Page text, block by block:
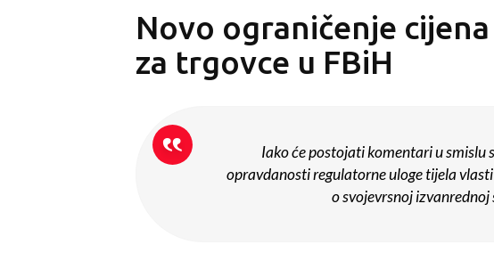
Novo ograničenje
za trgovce u FBiH
Iako će postojati komentari u smislu
opravdanosti regulatorne uloge tijela
o svojevrsnoj izvanrednoj